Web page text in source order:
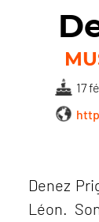
17
Denez
Léon.